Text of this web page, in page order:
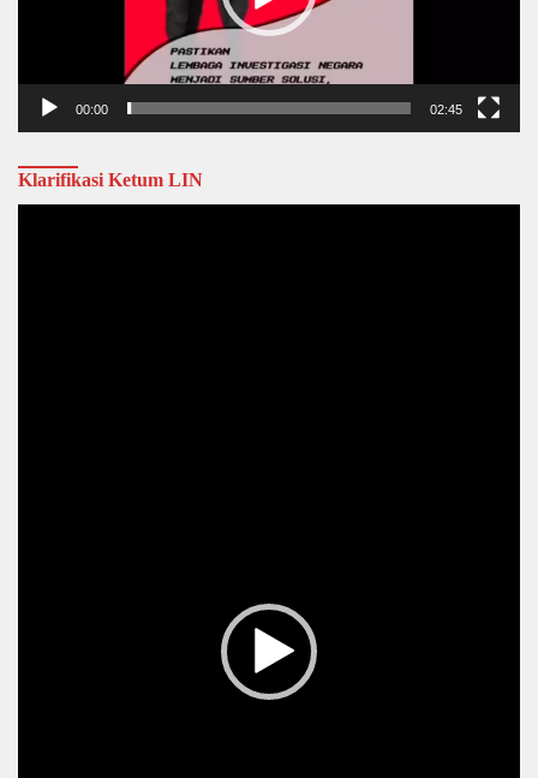
00:00 02:45
Klarifikasi Ketum LIN